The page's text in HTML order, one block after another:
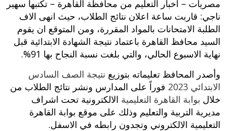
مصريات – اخبار التعليم من محافظة القاهرة – تكتبها سهير
ناجي: قاربت ساعة اعلان نتائج الطلاب، حيث انهى الاف
الطلبة الامتحانات بالمواد المقررة، ومن المتوقع ان يقوم
السيد محافظ القاهرة باعتماد نتيجة الشهادة الابتدائية قبل
نهاية الاسبوع الحالي، والتي بلغت نسبة النجاح بها 91%.
وأصدر المحافظ تعليماته بتوزيع نتيجة الصف السادس
الابتدائي 2023
فوراً على المدارس ونشر نتائج الطلاب من
خلال بوابة القاهرة التعليمية الالكترونية تحت اشراف
مديرية التربية والتعليم وذلك على موقع بوابة القاهرة
التعليمية الالكتروني وتجدون رابطه في الاسفل.